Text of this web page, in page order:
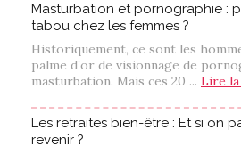
Masturbation et pornographie :
tabou chez les femmes ?
Historiquement, ce sont les
palme d’or de visionnage de
masturbation. Mais ces 20 ... Lire
Les retraites bien-être : Et si on
revenir ?